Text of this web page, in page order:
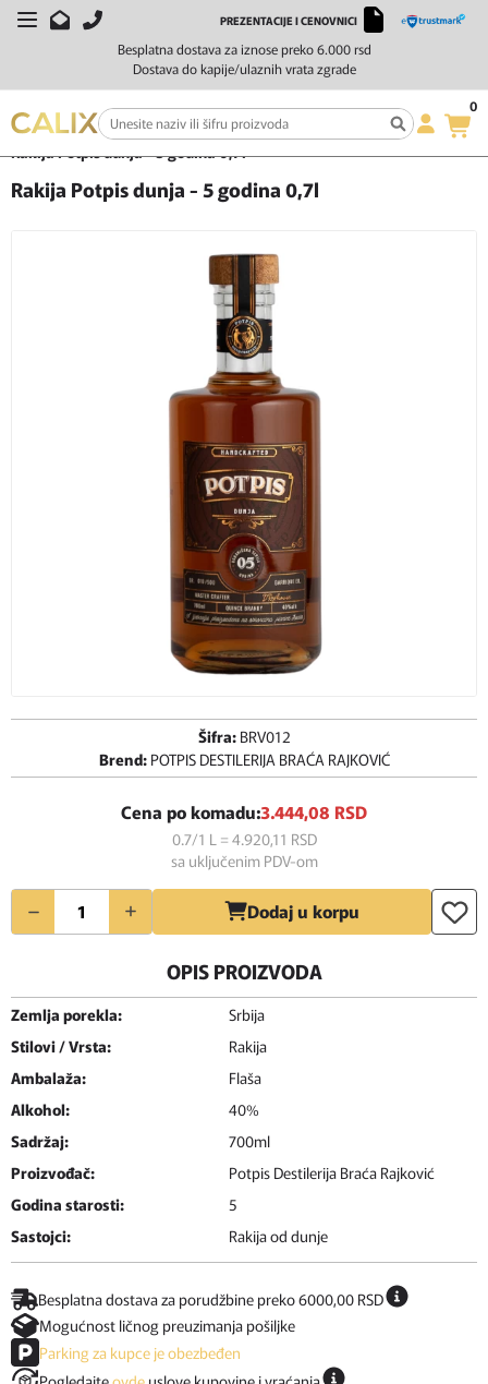
Besplatna dostava za iznose preko 6.000 rsd
Dostava do kapije/ulaznih vrata zgrade
PREZENTACIJE I CENOVNICI
0
Početna Žestoka pića
Rakija
Rakija Potpis dunja - 5 godina 0,7l
Rakija Potpis dunja - 5 godina 0,7l
Šifra: BRV012
Brend: POTPIS DESTILERIJA BRAĆA RAJKOVIĆ
Cena po komadu:3.444,08 RSD
0.7/1 L = 4.920,11 RSD
sa uključenim PDV-om
Količina Dodaj u korpu
OPIS PROIZVODA
Zemlja porekla:
Srbija
Stilovi / Vrsta:
Rakija
Ambalaža:
Flaša
Alkohol:
40%
Sadržaj:
700ml
Proizvođač:
Potpis Destilerija Braća Rajković
Godina starosti:
5
Sastojci:
Rakija od dunje
Besplatna dostava za porudžbine preko 6000,00 RSD
Mogućnost ličnog preuzimanja pošiljke
Parking za kupce je obezbeđen